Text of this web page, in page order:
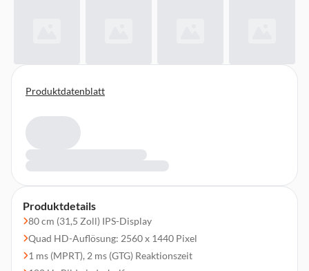
Produktdetails
80 cm (31,5 Zoll) IPS-Display
Quad HD-Auflösung: 2560 x 1440 Pixel
1 ms (MPRT), 2 ms (GTG) Reaktionszeit
Produktdatenblatt